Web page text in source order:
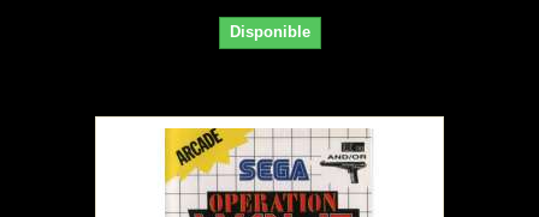
Disponible